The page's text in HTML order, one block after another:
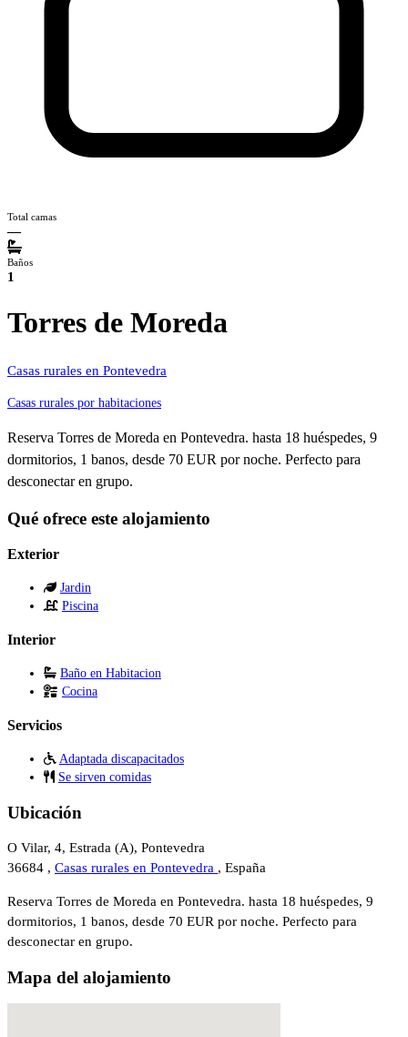
Total camas
—
Baños
1
Torres de Moreda
Casas rurales en Pontevedra
Casas rurales por habitaciones
Reserva Torres de Moreda en Pontevedra. hasta 18 huéspedes, 9
dormitorios, 1 banos, desde 70 EUR por noche. Perfecto para
desconectar en grupo.
Qué ofrece este alojamiento
Exterior
Jardin
Piscina
Interior
Baño en Habitacion
Cocina
Servicios
Adaptada discapacitados
Se sirven comidas
Ubicación
O Vilar, 4, Estrada (A), Pontevedra
36684 , Casas rurales en Pontevedra , España
Reserva Torres de Moreda en Pontevedra. hasta 18 huéspedes, 9
dormitorios, 1 banos, desde 70 EUR por noche. Perfecto para
desconectar en grupo.
Mapa del alojamiento